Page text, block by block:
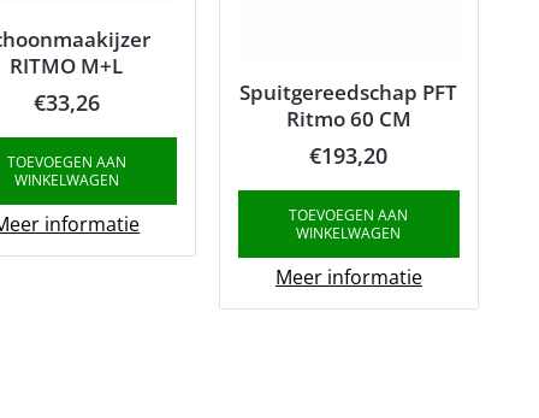
RITMO M+L
€33,26
TOEVOEGEN AAN
WINKELWAGEN
informatie
Spuitgereedschap PFT
Ritmo 60 CM
€193,20
TOEVOEGEN AAN
WINKELWAGEN
Meer informatie